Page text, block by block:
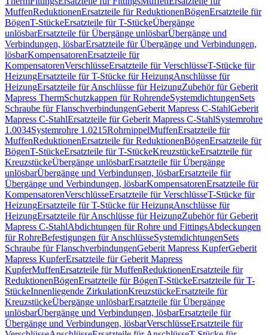
MuffenReduktionenErsatzteile für ReduktionenBögenErsatzteile für
BögenT-StückeErsatzteile für T-StückeÜbergänge
unlösbarErsatzteile für Übergänge unlösbarÜbergänge und
Verbindungen, lösbarErsatzteile für Übergänge und Verbindungen,
lösbarKompensatorenErsatzteile für
KompensatorenVerschlüsseErsatzteile für VerschlüsseT-Stücke für
HeizungErsatzteile für T-Stücke für HeizungAnschlüsse für
HeizungErsatzteile für Anschlüsse für HeizungZubehör für Geberit
Mapress ThermSchutzkappen für RohrendeSystemdichtungenSets
Schraube für FlanschverbindungenGeberit Mapress C-StahlGeberit
Mapress C-StahlErsatzteile für Geberit Mapress C-StahlSystemrohre
1.0034Systemrohre 1.0215RohrnippelMuffenErsatzteile für
MuffenReduktionenErsatzteile für ReduktionenBögenErsatzteile für
BögenT-StückeErsatzteile für T-StückeKreuzstückeErsatzteile für
KreuzstückeÜbergänge unlösbarErsatzteile für Übergänge
unlösbarÜbergänge und Verbindungen, lösbarErsatzteile für
Übergänge und Verbindungen, lösbarKompensatorenErsatzteile für
KompensatorenVerschlüsseErsatzteile für VerschlüsseT-Stücke für
HeizungErsatzteile für T-Stücke für HeizungAnschlüsse für
HeizungErsatzteile für Anschlüsse für HeizungZubehör für Geberit
Mapress C-StahlAbdichtungen für Rohre und FittingsAbdeckungen
für RohreBefestigungen für AnschlüsseSystemdichtungenSets
Schraube für FlanschverbindungenGeberit Mapress KupferGeberit
Mapress KupferErsatzteile für Geberit Mapress
KupferMuffenErsatzteile für MuffenReduktionenErsatzteile für
ReduktionenBögenErsatzteile für BögenT-StückeErsatzteile für T-
StückeInnenliegende ZirkulationKreuzstückeErsatzteile für
KreuzstückeÜbergänge unlösbarErsatzteile für Übergänge
unlösbarÜbergänge und Verbindungen, lösbarErsatzteile für
Übergänge und Verbindungen, lösbarVerschlüsseErsatzteile für